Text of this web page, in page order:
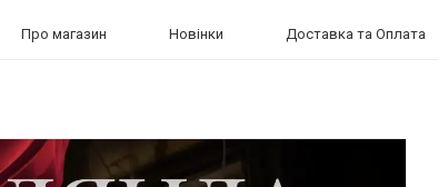
Про магазин Новінки Доставка та Оплата